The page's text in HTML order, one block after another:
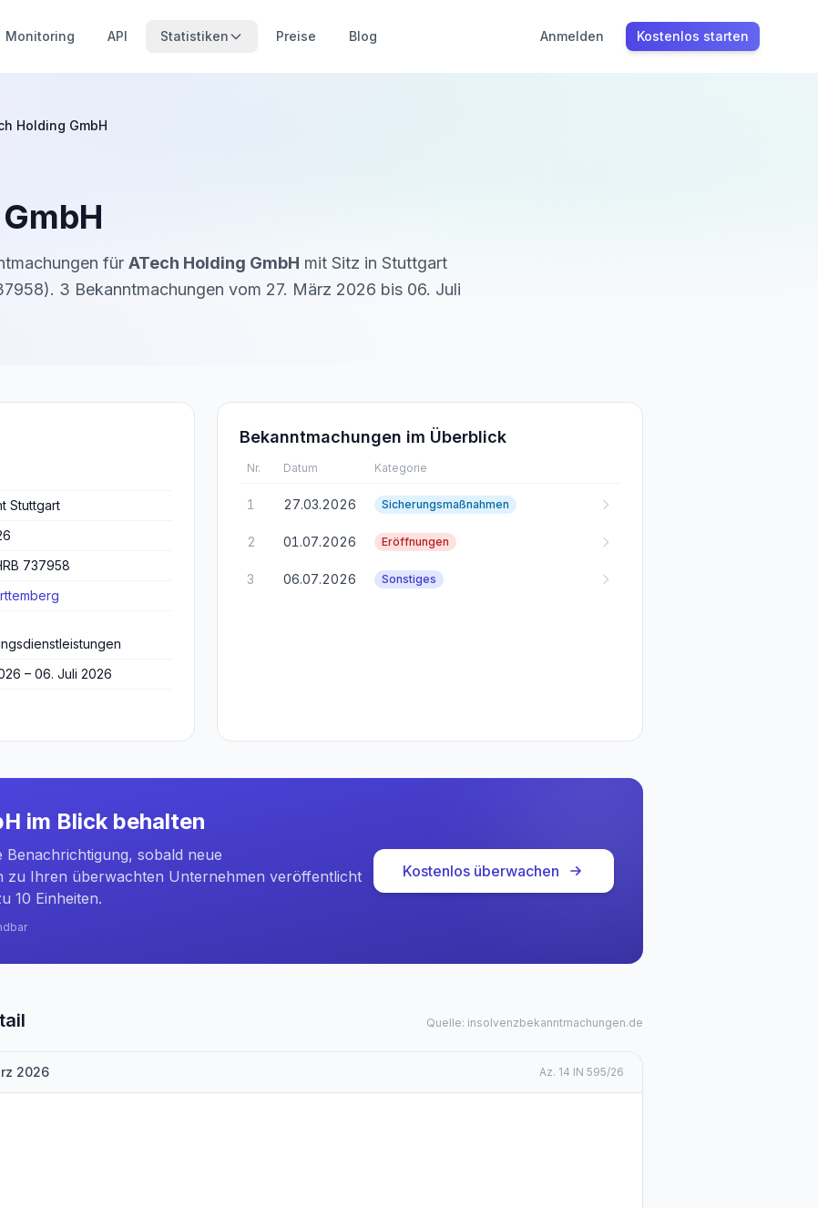
Monitoring API Statistiken Preise Blog Anmelden Kostenlos starten
Holding GmbH
für ATech Holding GmbH mit Sitz in Stuttgart
). 3 Bekanntmachungen vom 27. März 2026 bis 06. Juli
Stuttgart
737958
– 06. Juli 2026
Bekanntmachungen im Überblick
Nr. Datum Kategorie
1 27.03.2026 Sicherungsmaßnahmen
2 01.07.2026 Eröffnungen
3 06.07.2026 Sonstiges
im Blick behalten
Benachrichtigung, sobald neue
zu Ihren überwachten Unternehmen veröffentlicht
10 Einheiten.
Kostenlos überwachen
Quelle: insolvenzbekanntmachungen.de
2026 Az. 14 IN 595/26